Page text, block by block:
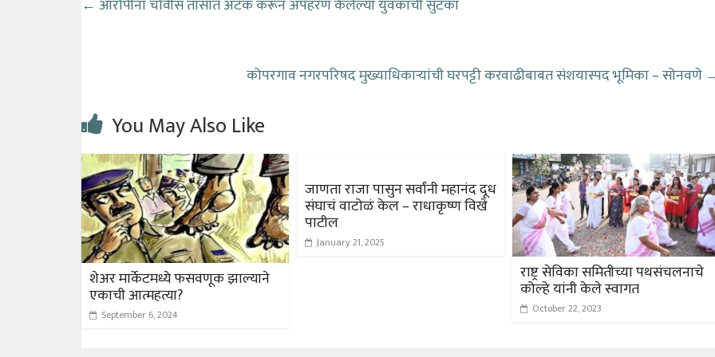
← आरोपींना चोवीस तासात अटक करून अपहरण केलेल्या युवकाची सुटका
कोपरगाव नगरपरिषद मुख्याधिकाऱ्यांची घरपट्टी करवाढीबाबत संशयास्पद भूमिका – सोनवणे
You May Also Like
शेअर मार्केटमध्ये फसवणूक झाल्याने
एकाची आत्महत्या?
September 6, 2024
जाणता राजा पासुन सर्वांनी महानंद दूध
संघाचं वाटोळं केल – राधाकृष्ण विखे
पाटील
January 21, 2025
राष्ट्र सेविका समितीच्या पथसंचलनाचे
कोल्हे यांनी केले स्वागत
October 22, 2023